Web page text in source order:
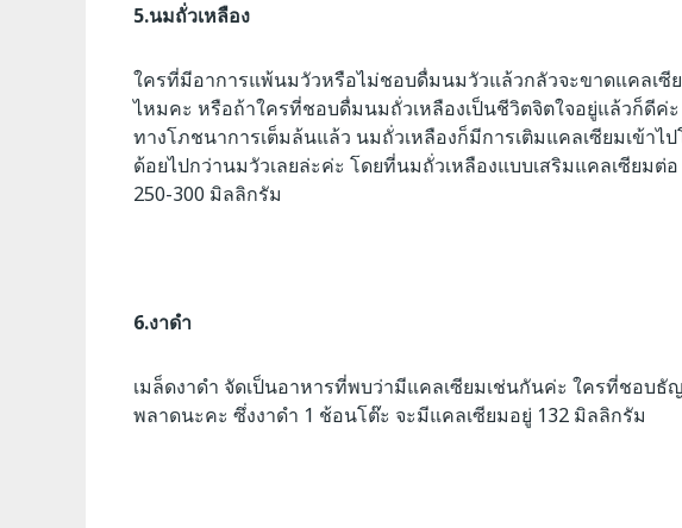
5.นมถั่วเหลือง
ใครที่มีอาการแพ้นมวัวหรือไม่ชอบดื่มนมวัวแล้วกลัวจะขาดแคลเซี
ไหมคะ หรือถ้าใครที่ชอบดื่มนมถั่วเหลืองเป็นชีวิตจิตใจอยู่แล้วก็ดี
ทางโภชนาการเต็มล้นแล้ว นมถั่วเหลืองก็มีการเติมแคลเซียมเข้า
ด้อยไปกว่านมวัวเลยล่ะค่ะ โดยที่นมถั่วเหลืองแบบเสริมแคลเซียม
250-300 มิลลิกรัม
6.งาดำ
เมล็ดงาดำ จัดเป็นอาหารที่พบว่ามีแคลเซียมเช่นกันค่ะ ใครที่ชอบธั
พลาดนะคะ ซึ่งงาดำ 1 ช้อนโต๊ะ จะมีแคลเซียมอยู่ 132 มิลลิกรัม